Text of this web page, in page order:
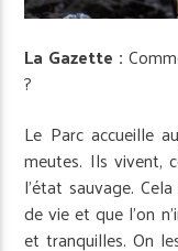
La Gazette :
?
Le Parc accueille
meutes. Ils vivent,
l’état sauvage.
de vie et que l’on
et tranquilles. On